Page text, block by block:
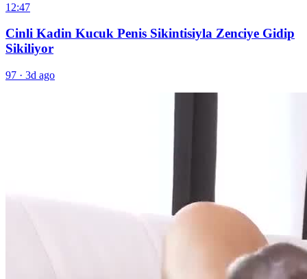
12:47
Cinli Kadin Kucuk Penis Sikintisiyla Zenciye Gidip
Sikiliyor
97 · 3d ago